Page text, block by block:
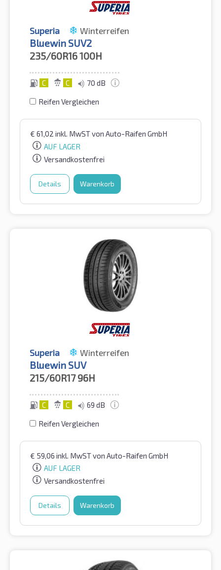
Superia Winterreifen
Bluewin SUV2
235/60R16100H
C C 70 dB
Reifen Vergleichen
€ 61,02 inkl. MwSTvon Auto-Raifen GmbH
AUF LAGER
Versandkostenfrei
Details Warenkorb
Superia Winterreifen
Bluewin SUV
215/60R17 96H
C C 69 dB
Reifen Vergleichen
€ 59,06 inkl. MwSTvon Auto-Raifen GmbH
AUF LAGER
Versandkostenfrei
Details Warenkorb